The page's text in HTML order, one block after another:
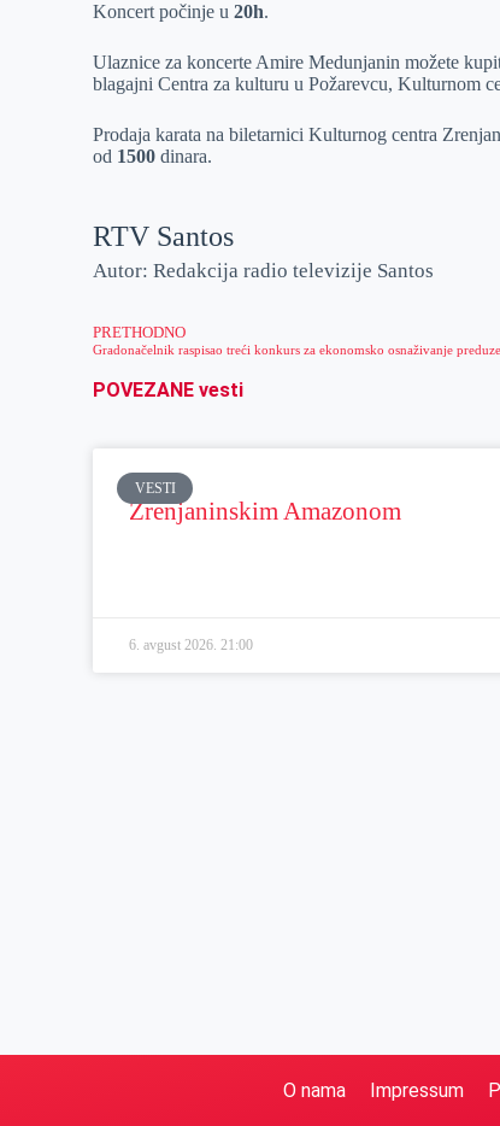
Koncert počinje u20h.
Ulaznice za koncerte Amire Medunjanin možete
blagajni Centra za kulturu u Požarevcu, Kulturnom
Prodaja karata na biletarnici Kulturnog centra
od 1500 dinara.
RTV Santos
Autor: Redakcija radio televizije Santos
PRETHODNO
POVEZANE vesti
VESTI
Zrenjaninskim Amazonom
6. avgust 2026. 21:00
O nama Impressum